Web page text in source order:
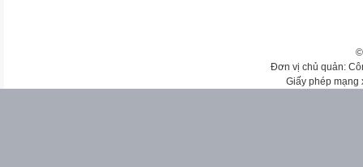
Đơn vị chủ quản:
Giấy phép mạng